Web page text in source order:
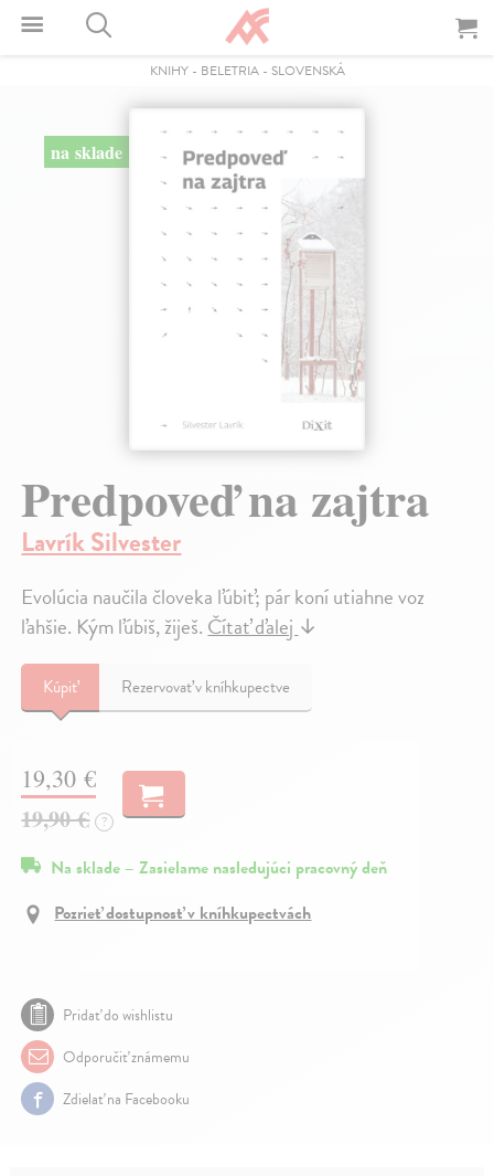
KNIHY- BELETRIA- SLOVENSKÁ
na sklade
Predpoveď na zajtra
Lavrík Silvester
Evolúcia naučila človeka ľúbiť; pár koní utiahne voz
ľahšie. Kým ľúbiš, žiješ. Čítať ďalej ↓
Kúpiť Rezervovať v kníhkupectve
19,30 €
19,90 € ?
Na sklade – Zasielame nasledujúci pracovný deň
Pozrieť dostupnosť v kníhkupectvách
Pridať do wishlistu
Odporučiť známemu
Zdielať na Facebooku